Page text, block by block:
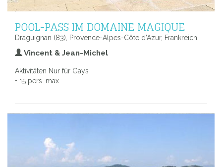
POOL-PASS IM DOMAINE MAGIQUE
Draguignan (83), Provence-Alpes-Côte d’Azur, Frankreich
Vincent & Jean-Michel
Aktivitäten Nur für Gays
• 15 pers. max.